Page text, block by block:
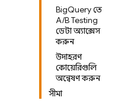
BigQuery তে
A/B Testing
ডেটা অ্যাক্সেস
করুন
উদাহরণ
কোয়েরিগুলি
অন্বেষণ করুন
সীমা